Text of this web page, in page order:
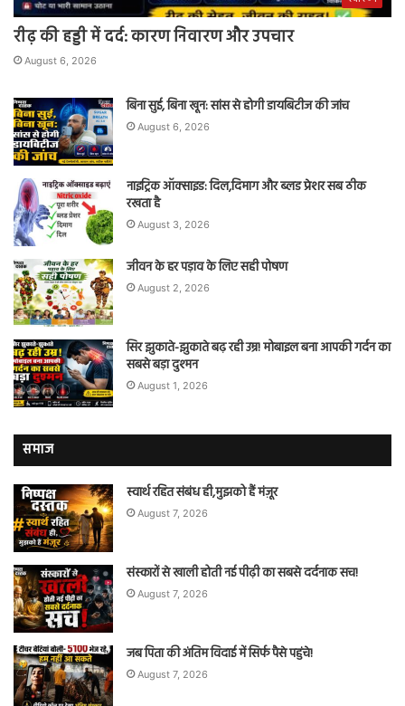
रीढ़ की हड्डी में दर्द: कारण निवारण और उपचार
August 6, 2026
बिना सुई, बिना खून: सांस से होगी डायबिटीज की जांच
August 6, 2026
नाइट्रिक ऑक्साइड: दिल,दिमाग और ब्लड प्रेशर सब ठीक
रखता है
August 3, 2026
जीवन के हर पड़ाव के लिए सही पोषण
August 2, 2026
सिर झुकाते-झुकाते बढ़ रही उम्र! मोबाइल बना आपकी गर्दन का
सबसे बड़ा दुश्मन
August 1, 2026
समाज
स्वार्थ रहित संबंध ही,मुझको हैं मंज़ूर
August 7, 2026
संस्कारों से खाली होती नई पीढ़ी का सबसे दर्दनाक सच!
August 7, 2026
जब पिता की अंतिम विदाई में सिर्फ पैसे पहुंचे!
August 7, 2026